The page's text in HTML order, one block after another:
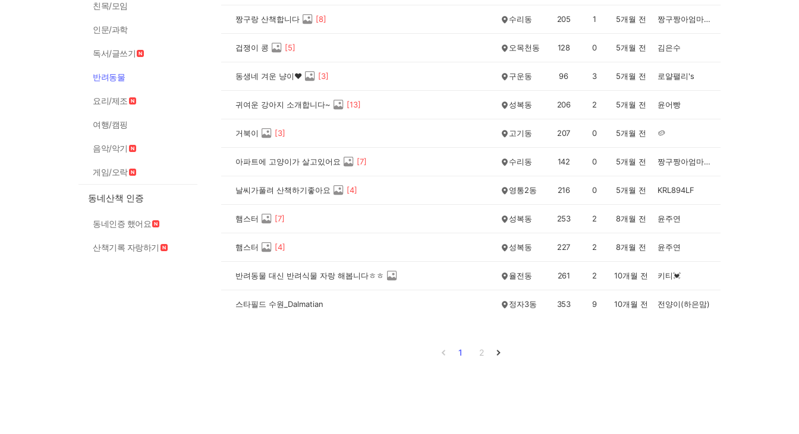
친목/모임
인문/과학
독서/글쓰기
반려동물
요리/제조
여행/캠핑
음악/악기
게임/오락
동네산책 인증
동네인증 했어요
산책기록 자랑하기
짱구랑 산책합니다 [8] 수리동 205 1 5개월 전 짱구짱아엄마입니다
겁쟁이 콩 [5] 오목천동 128 0 5개월 전 김은수
동생네 겨운 냥이❤ [3] 구운동 96 3 5개월 전 로얄팰리's
귀여운 강아지 소개합니다~ [13] 성복동 206 2 5개월 전 윤어빵
거북이 [3] 고기동 207 0 5개월 전 🥔
아파트에 고양이가 살고있어요 [7] 수리동 142 0 5개월 전 짱구짱아엄마입니다
날씨가풀려 산책하기좋아요 [4] 영통2동 216 0 5개월 전 KRL894LF
햄스터 [7] 성복동 253 2 8개월 전 윤주연
햄스터 [4] 성복동 227 2 8개월 전 윤주연
반려동물 대신 반려식물 자랑 해봅니다ㅎㅎ 율전동 261 2 10개월 전 키티💓
스타필드 수원_Dalmatian 정자3동 353 9 10개월 전 전양이(하은맘)
1 2